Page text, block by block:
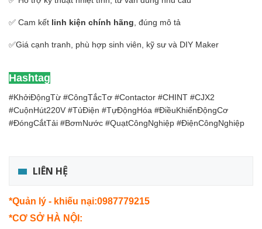
✅ Cam kết linh kiện chính hãng , đúng mô tả
✅Giá cạnh tranh, phù hợp sinh viên, kỹ sư và DIY Maker
Hashtag
#KhởiĐộngTừ #CôngTắcTơ #Contactor #CHINT #CJX2
#CuộnHút220V #TủĐiện #TựĐộngHóa #ĐiềuKhiểnĐộngCơ
#ĐóngCắtTải #BơmNước #QuạtCôngNghiệp #ĐiệnCôngNghiệp
LIÊN HỆ
*Quản lý - khiếu nại:0987779215
*CƠ SỞ HÀ NỘI: